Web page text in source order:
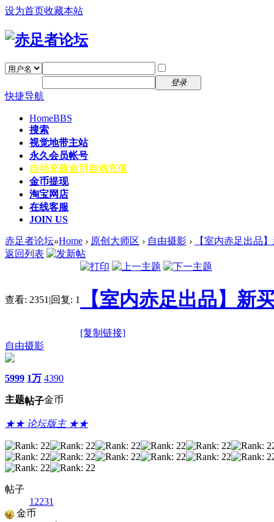
设为首页收藏本站
登录
快捷导航
HomeBBS
搜索
视觉地带主站
永久会员帐号
自动充值金币自动充值
金币提现
淘宝网店
在线客服
JOIN US
赤足者论坛»Home › 原创大师区 › 自由摄影 ›
【室内赤足出品
返回列表
查看: 2351 |回复: 1 【室内赤足出品】新
[复制链接]
自由摄影
5999
主题
1万
帖子
4390
金币
★★ 论坛版主 ★★
帖子
12231
金币